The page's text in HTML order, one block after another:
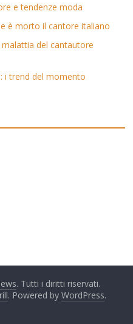
e tendenze moda
è morto il cantore italiano
del cantautore
i trend del momento
. Tutti i diritti riservati.
. Powered by WordPress.